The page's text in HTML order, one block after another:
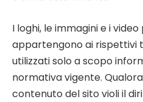
I loghi, le immagini e i
appartengono ai rispettivi
utilizzati solo a scopo
normativa vigente.
contenuto del sito violi il